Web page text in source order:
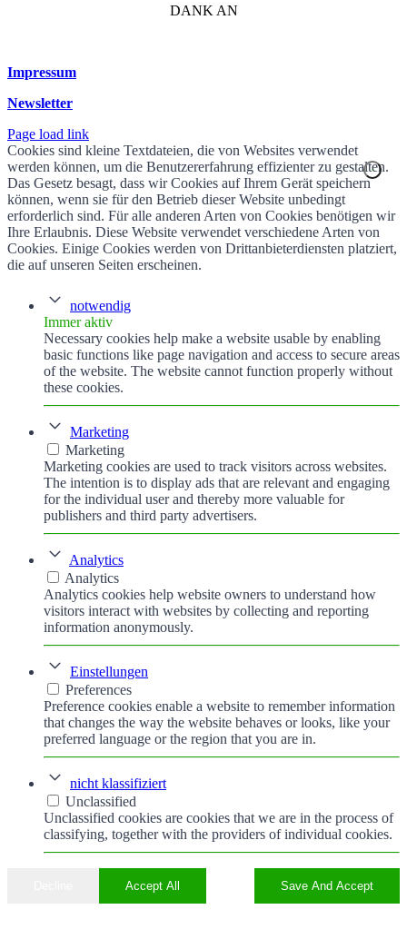
DANK AN
Impressum
Newsletter
Page load link
Cookies sind kleine Textdateien, die von Websites verwendet
werden können, um die Benutzererfahrung effizienter zu gestalten.
Das Gesetz besagt, dass wir Cookies auf Ihrem Gerät speichern
können, wenn sie für den Betrieb dieser Website unbedingt
erforderlich sind. Für alle anderen Arten von Cookies benötigen wir
Ihre Erlaubnis. Diese Website verwendet verschiedene Arten von
Cookies. Einige Cookies werden von Drittanbieterdiensten platziert,
die auf unseren Seiten erscheinen.
notwendig
Immer aktiv
Necessary cookies help make a website usable by enabling
basic functions like page navigation and access to secure areas
of the website. The website cannot function properly without
these cookies.
Marketing
Marketing
Marketing cookies are used to track visitors across websites.
The intention is to display ads that are relevant and engaging
for the individual user and thereby more valuable for
publishers and third party advertisers.
Analytics
Analytics
Analytics cookies help website owners to understand how
visitors interact with websites by collecting and reporting
information anonymously.
Einstellungen
Preferences
Preference cookies enable a website to remember information
that changes the way the website behaves or looks, like your
preferred language or the region that you are in.
nicht klassifiziert
Unclassified
Unclassified cookies are cookies that we are in the process of
classifying, together with the providers of individual cookies.
Accept All Save And Accept